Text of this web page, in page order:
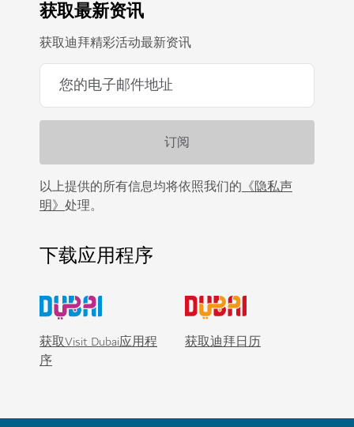
获取最新资讯
获取迪拜精彩活动最新资讯
以上提供的所有信息均将依照我们的《隐私声
明》处理。
下载应用程序
获取Visit Dubai应用程
序
获取迪拜日历